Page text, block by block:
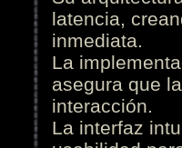
latencia,
inmediata.
La
asegura que
interacción.
La interfaz